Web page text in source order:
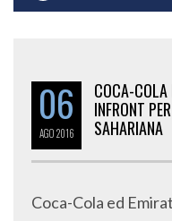
06
AGO2016
COCA-COLA
INFRONT
SAHARIANA
Coca-Cola ed